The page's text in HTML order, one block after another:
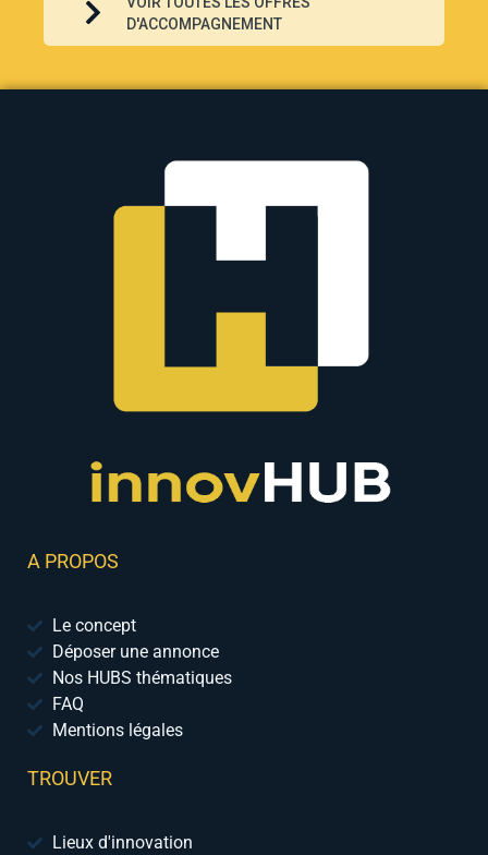
D'ACCOMPAGNEMENT
A PROPOS
Le concept
Déposer une annonce
Nos HUBS thématiques
FAQ
Mentions légales
TROUVER
Lieux d'innovation